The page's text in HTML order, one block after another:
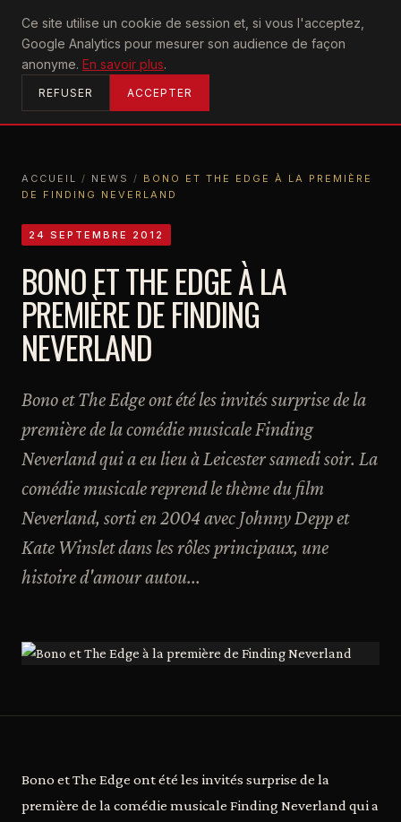
Ce site utilise un cookie de session et, si vous l'acceptez,
Google Analytics pour mesurer son audience de façon
anonyme. En savoir plus.
REFUSER ACCEPTER
U2achtung
ACCUEIL
ACCUEIL / NEWS / BONO ET THE EDGE À LA PREMIÈRE
DE FINDING NEVERLAND
24 SEPTEMBRE 2012
BONO ET THE EDGE À LA
PREMIÈRE DE FINDING
NEVERLAND
Bono et The Edge ont été les invités surprise de la
première de la comédie musicale Finding
Neverland qui a eu lieu à Leicester samedi soir. La
comédie musicale reprend le thème du film
Neverland, sorti en 2004 avec Johnny Depp et
Kate Winslet dans les rôles principaux, une
histoire d'amour autou...
Bono et The Edge ont été les invités surprise de la
première de la comédie musicale Finding Neverland qui a